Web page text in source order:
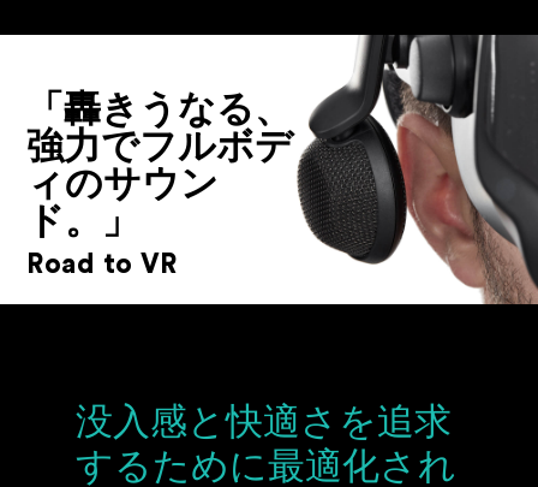
「轟きうなる、
強力でフルボデ
ィのサウン
ド。」
Road to VR
没入感と快適さを追求
するために最適化され